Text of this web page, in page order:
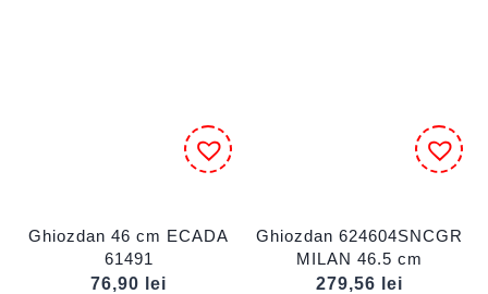
Ghiozdan 46 cm ECADA
61491
76,90
lei
Ghiozdan 624604SNCGR
MILAN 46.5 cm
279,56
lei